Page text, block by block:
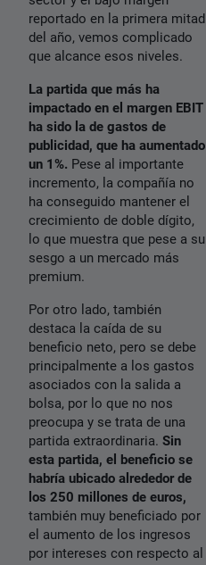
reportado en la primera mitad
del año, vemos complicado
que alcance esos niveles.
La partida que más ha
impactado en el margen EBIT
ha sido la de gastos de
publicidad, que ha aumentado
un 1%. Pese al importante
incremento, la compañía no
ha conseguido mantener el
crecimiento de doble dígito,
lo que muestra que pese a su
sesgo a un mercado más
premium.
Por otro lado, también
destaca la caída de su
beneficio neto, pero se debe
principalmente a los gastos
asociados con la salida a
bolsa, por lo que no nos
preocupa y se trata de una
partida extraordinaria. Sin
esta partida, el beneficio se
habría ubicado alrededor de
los 250 millones de euros,
también muy beneficiado por
el aumento de los ingresos
por intereses con respecto al